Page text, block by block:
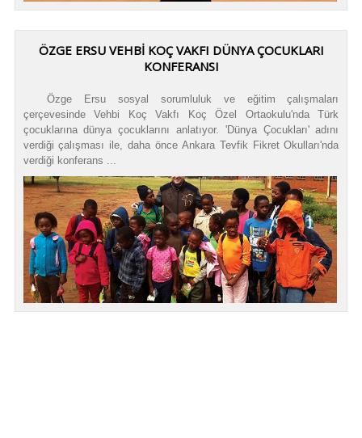
ÖZGE ERSU VEHBI KOÇ VAKFI DÜNYA ÇOCUKLARI
KONFERANSI
Özge Ersu sosyal sorumluluk ve eğitim çalışmaları
çerçevesinde Vehbi Koç Vakfı Koç Özel Ortaokulu'nda Türk
çocuklarına dünya çocuklarını anlatıyor. 'Dünya Çocukları' adını
verdiği çalışması ile, daha önce Ankara Tevfik Fikret Okulları'nda
verdiği konferans ...